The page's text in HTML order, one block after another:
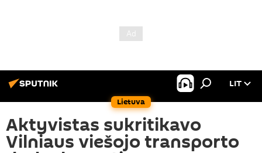
Lietuva
LIT
Aktyvistas sukritikavo
Vilniaus viešojo transporto